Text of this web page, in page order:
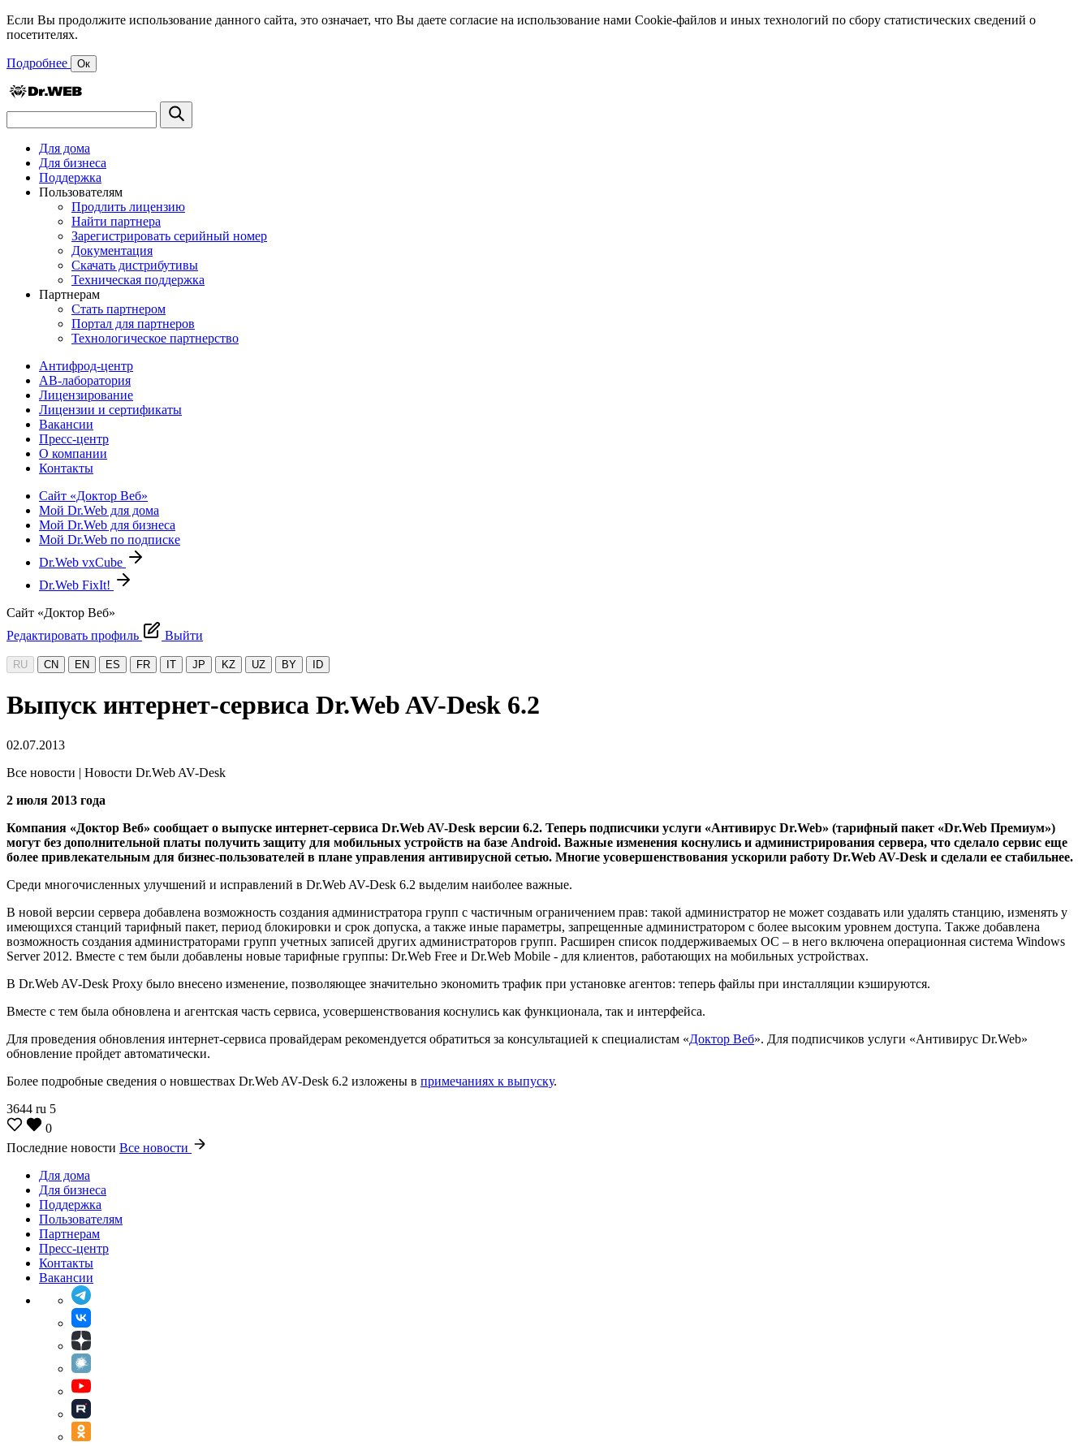
Если Вы продолжите использование данного сайта, это означает, что Вы даете согласие на использование нами Cookie-файлов и иных технологий по сбору статистических сведений о
посетителях.
Подробнее Ок
Для дома
Для бизнеса
Поддержка
Пользователям
Продлить лицензию
Найти партнера
Зарегистрировать серийный номер
Документация
Скачать дистрибутивы
Техническая поддержка
Партнерам
Стать партнером
Портал для партнеров
Технологическое партнерство
Антифрод-центр
АВ-лаборатория
Лицензирование
Лицензии и сертификаты
Вакансии
Пресс-центр
О компании
Контакты
Сайт «Доктор Веб»
Мой Dr.Web для дома
Мой Dr.Web для бизнеса
Мой Dr.Web по подписке
Dr.Web vxCube
Dr.Web FixIt!
Сайт «Доктор Веб»
Редактировать профиль
Выйти
RU CN EN ES FR IT JP KZ UZ BY ID
Выпуск интернет-сервиса Dr.Web AV-Desk 6.2
02.07.2013
Все новости | Новости Dr.Web AV-Desk
2 июля 2013 года
Компания «Доктор Веб» сообщает о выпуске интернет-сервиса Dr.Web AV-Desk версии 6.2. Теперь подписчики услуги «Антивирус Dr.Web» (тарифный пакет «Dr.Web Премиум»)
могут без дополнительной платы получить защиту для мобильных устройств на базе Android. Важные изменения коснулись и администрирования сервера, что сделало сервис еще
более привлекательным для бизнес-пользователей в плане управления антивирусной сетью. Многие усовершенствования ускорили работу Dr.Web AV-Desk и сделали ее стабильнее.
Среди многочисленных улучшений и исправлений в Dr.Web AV-Desk 6.2 выделим наиболее важные.
В новой версии сервера добавлена возможность создания администратора групп с частичным ограничением прав: такой администратор не может создавать или удалять станцию, изменять у
имеющихся станций тарифный пакет, период блокировки и срок допуска, а также иные параметры, запрещенные администратором с более высоким уровнем доступа. Также добавлена
возможность создания администраторами групп учетных записей других администраторов групп. Расширен список поддерживаемых ОС – в него включена операционная система Windows
Server 2012. Вместе с тем были добавлены новые тарифные группы: Dr.Web Free и Dr.Web Mobile - для клиентов, работающих на мобильных устройствах.
В Dr.Web AV-Desk Proxy было внесено изменение, позволяющее значительно экономить трафик при установке агентов: теперь файлы при инсталляции кэшируются.
Вместе с тем была обновлена и агентская часть сервиса, усовершенствования коснулись как функционала, так и интерфейса.
Для проведения обновления интернет-сервиса провайдерам рекомендуется обратиться за консультацией к специалистам «Доктор Веб». Для подписчиков услуги «Антивирус Dr.Web»
обновление пройдет автоматически.
Более подробные сведения о новшествах Dr.Web AV-Desk 6.2 изложены в примечаниях к выпуску.
3644 ru 5
0
Последние новости Все новости
Для дома
Для бизнеса
Поддержка
Пользователям
Партнерам
Пресс-центр
Контакты
Вакансии